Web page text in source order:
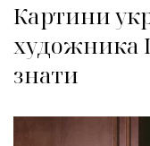
Картини
художника
знати